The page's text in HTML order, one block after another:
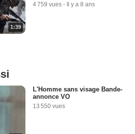
1:39
4 759 vues - Il y a 8 ans
L'Homme sans visage Bande-
annonce VO
13 550 vues